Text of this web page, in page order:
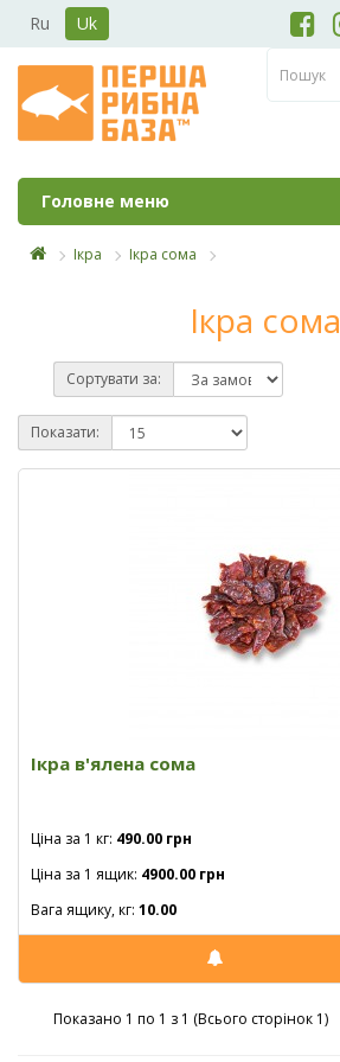
Ru Uk
Головне меню
Ікра Ікра сома
Ікра сома
Сортувати за:
Показати:
Ікра в'ялена сома
Ціна за 1 кг: 490.00 грн
Ціна за 1 ящик: 4900.00 грн
Вага ящику, кг: 10.00
Показано 1 по 1 з 1 (Всього сторінок 1)